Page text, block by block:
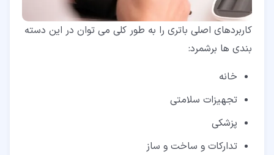
کاربردهای اصلی باتری را به طور کلی می توان در این دسته
بندی ها برشمرد:
خانه
تجهیزات سلامتی
پزشکی
تدارکات و ساخت و ساز